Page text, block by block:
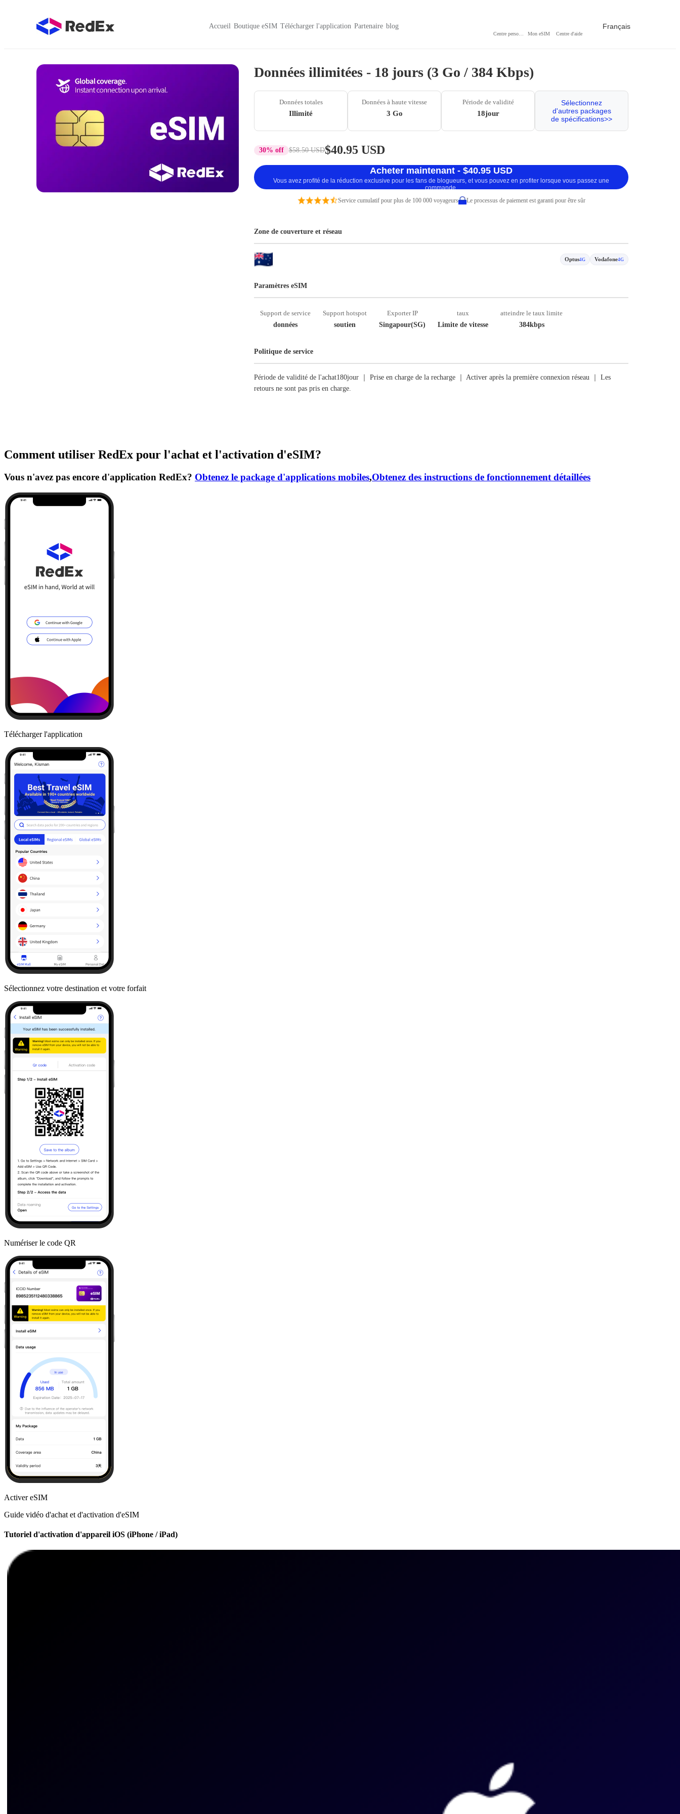
Accueil Boutique eSIM Télécharger l'application Partenaire blog
Mon eSIM Centre d'aide
Français
Données illimitées - 18 jours (3 Go / 384 Kbps)
Données totales
Illimité
Données à haute vitesse
3 Go
Période de validité
18jour
Sélectionnez
d'autres packages
de spécifications>>
30% off $58.50 USD$40.95 USD
Acheter maintenant - $40.95 USD
Vous avez profité de la réduction exclusive pour les fans de blogueurs, et vous pouvez en profiter lorsque vous passez une
commande.
Service cumulatif pour plus de 100 000 voyageurs
Le processus de paiement est garanti pour être sûr
Zone de couverture et réseau
Optus4G Vodafone4G
Paramètres eSIM
Support de service
données
Support hotspot
soutien
Exporter IP
Singapour(SG)
taux
Limite de vitesse
atteindre le taux limite
384kbps
Politique de service
Période de validité de l'achat180jour ｜ Prise en charge de la recharge ｜ Activer après la première connexion réseau ｜ Les
retours ne sont pas pris en charge.
Comment utiliser RedEx pour l'achat et l'activation d'eSIM?
Vous n'avez pas encore d'application RedEx? Obtenez le package d'applications mobiles,Obtenez des instructions de fonctionnement détaillées
Télécharger l'application
Sélectionnez votre destination et votre forfait
Numériser le code QR
Activer eSIM
Guide vidéo d'achat et d'activation d'eSIM
Tutoriel d'activation d'appareil iOS (iPhone / iPad)